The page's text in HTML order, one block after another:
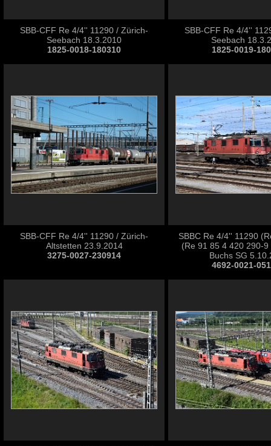
SBB-CFF Re 4/4'' 11290 / Zürich-
Seebach 18.3.2010
1825-0018-180310
SBB-CFF Re 4/4''
Seebach
1825-0019-
SBB-CFF Re 4/4'' 11290 / Zürich-
Altstetten 23.9.2014
3275-0027-230914
SBBC Re 4/4'' 11290
(Re 91 85 4 420 290-9
Buchs SG
4692-0021-